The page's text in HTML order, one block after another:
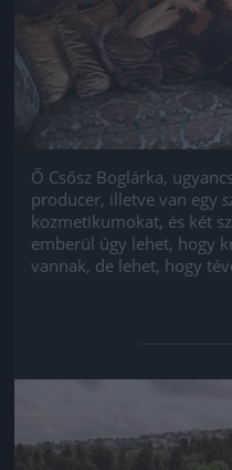
Ő Csősz Boglárka,
producer, illetve van egy
kozmetikumokat, és két
emberül úgy lehet, hogy
vannak, de lehet, hogy